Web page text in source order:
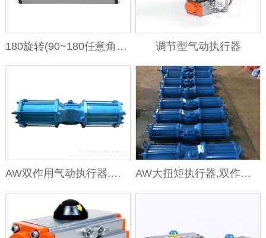
180旋转(90~180任意角度旋转）AT气动执行器 调节型气动执行器
AW双作用气动执行器,气动执行器,气动装置,执行器 AW大扭矩执行器,双作用单作用气动执行器